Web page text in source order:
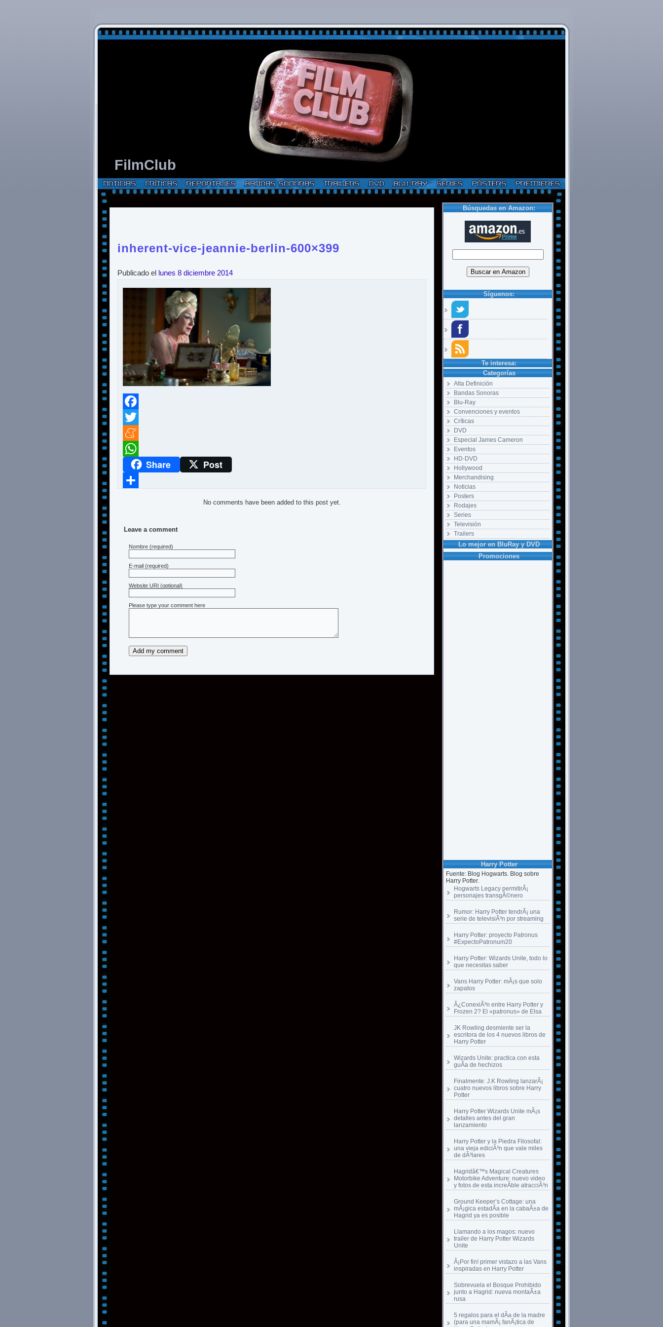
FilmClub
Búsquedas en Amazon:
Síguenos:
Te interesa:
Categorías
Alta Definición
Bandas Sonoras
Blu-Ray
Convenciones y eventos
Críticas
DVD
Especial James Cameron
Eventos
HD-DVD
Hollywood
Merchandising
Noticias
Posters
Rodajes
Series
Televisión
Trailers
Lo mejor en BluRay y DVD
Promociones
Harry Potter
Fuente: Blog Hogwarts. Blog sobre
Harry Potter.
Hogwarts Legacy permitirÃ¡
personajes transgÃ©nero
Rumor: Harry Potter tendrÃ¡ una
serie de televisiÃ³n por streaming
Harry Potter: proyecto Patronus
#ExpectoPatronum20
Harry Potter: Wizards Unite, todo lo
que necesitas saber
Vans Harry Potter: mÃ¡s que solo
zapatos
Â¿ConexiÃ³n entre Harry Potter y
Frozen 2? El «patronus» de Elsa
JK Rowling desmiente ser la
escritora de los 4 nuevos libros de
Harry Potter
Wizards Unite: practica con esta
guÃ­a de hechizos
Finalmente: J.K Rowling lanzarÃ¡
cuatro nuevos libros sobre Harry
Potter
Harry Potter Wizards Unite mÃ¡s
detalles antes del gran
lanzamiento
Harry Potter y la Piedra Filosofal:
una vieja ediciÃ³n que vale miles
de dÃ³lares
Hagridâ€™s Magical Creatures
Motorbike Adventure: nuevo video
y fotos de esta increÃ­ble atracciÃ³n
Ground Keeper’s Cottage: una
mÃ¡gica estadÃ­a en la cabaÃ±a de
Hagrid ya es posible
Llamando a los magos: nuevo
trailer de Harry Potter Wizards
Unite
Â¡Por fin! primer vistazo a las Vans
inspiradas en Harry Potter
Sobrevuela el Bosque Prohibido
junto a Hagrid: nueva montaÃ±a
rusa
5 regalos para el dÃ­a de la madre
(para una mamÃ¡ fanÃ¡tica de
inherent-vice-jeannie-berlin-600×399
Publicado el lunes 8 diciembre 2014
Facebook
Twitter
Meneame
WhatsAppShare Post
No comments have been added to this post yet.
Leave a comment
Nombre (required)
E-mail (required)
Website URI (optional)
Please type your comment here